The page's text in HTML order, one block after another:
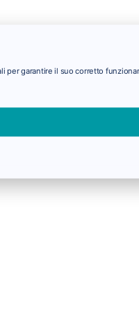
per garantire il suo corretto